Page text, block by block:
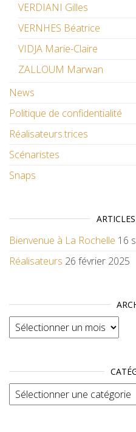
VERDIANI Gilles
VERNHES Béatrice
VIDJA Marie-Claire
ZALLOUM Marwan
News
Politique de confidentialité
Réalisateurs.trices
Scénaristes
Snaps
Bienvenue à La Rochelle 16
Réalisateurs 26 février 2025
Archives
Catégories